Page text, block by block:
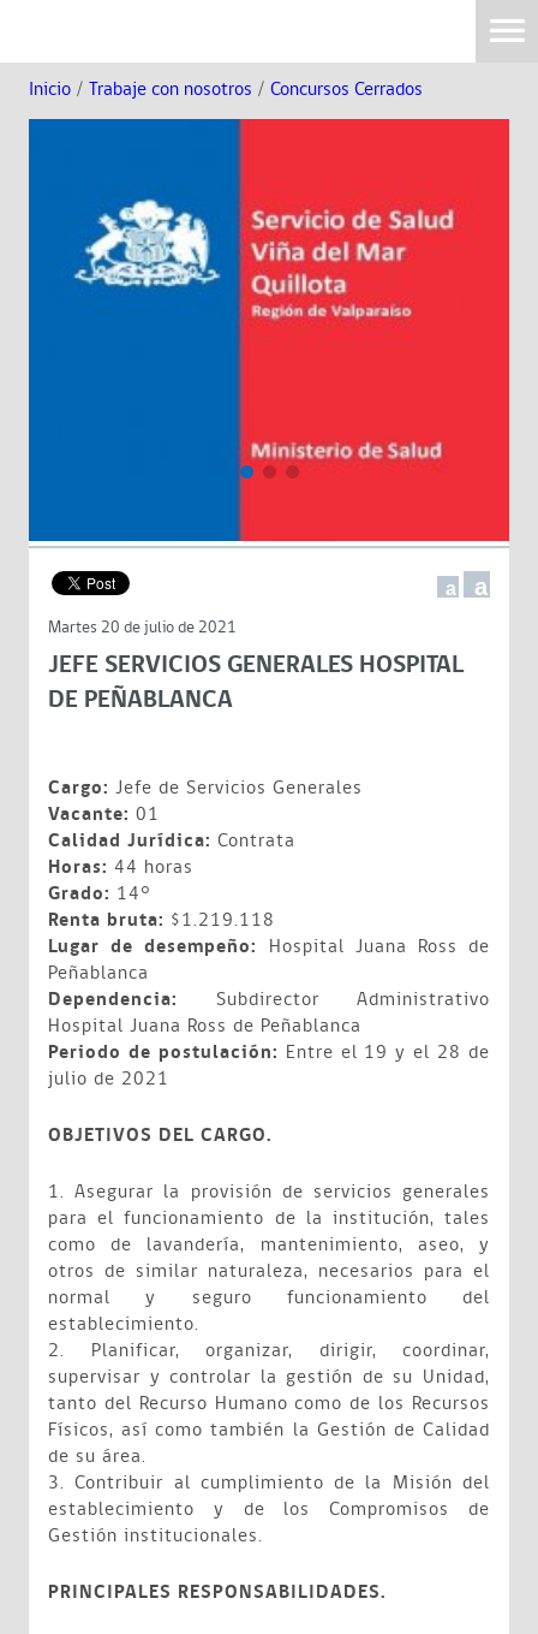
Inicio / Trabaje con nosotros / Concursos Cerrados
a a
Martes 20 de julio de 2021
JEFE SERVICIOS GENERALES HOSPITAL
DE PEÑABLANCA
Cargo: Jefe de Servicios Generales
Vacante: 01
Calidad Jurídica: Contrata
Horas: 44 horas
Grado: 14°
Renta bruta: $1.219.118
Lugar de desempeño: Hospital Juana Ross de
Peñablanca
Dependencia: Subdirector Administrativo
Hospital Juana Ross de Peñablanca
Periodo de postulación: Entre el 19 y el 28 de
julio de 2021
OBJETIVOS DEL CARGO.
1. Asegurar la provisión de servicios generales
para el funcionamiento de la institución, tales
como de lavandería, mantenimiento, aseo, y
otros de similar naturaleza, necesarios para el
normal y seguro funcionamiento del
establecimiento.
2. Planificar, organizar, dirigir, coordinar,
supervisar y controlar la gestión de su Unidad,
tanto del Recurso Humano como de los Recursos
Físicos, así como también la Gestión de Calidad
de su área.
3. Contribuir al cumplimiento de la Misión del
establecimiento y de los Compromisos de
Gestión institucionales.
PRINCIPALES RESPONSABILIDADES.